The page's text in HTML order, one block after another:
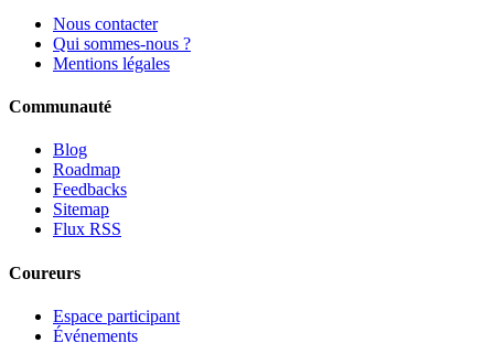
Nous contacter
Qui sommes-nous ?
Mentions légales
Communauté
Blog
Roadmap
Feedbacks
Sitemap
Flux RSS
Coureurs
Espace participant
Événements